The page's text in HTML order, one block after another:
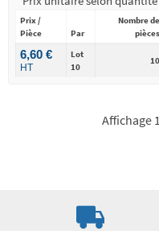
Prix /
Pièce
Par
Nombre de
pièces
6,60 €
HT
Lot
10
10
Affichage